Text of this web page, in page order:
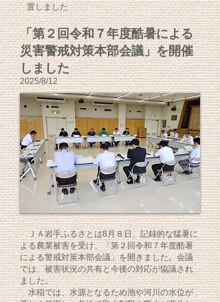
置しました
「第２回令和７年度酷暑による
災害警戒対策本部会議」を開催
しました
2025/8/12
ＪＡ岩手ふるさとは8月８日、記録的な猛暑に
よる農業被害を受け、「第２回令和７年度酷暑
による警戒対策本部会議」を開きました。会議
では、被害状況の共有と今後の対応が協議され
ました。
水稲では、水源となるため池や河川の水位が